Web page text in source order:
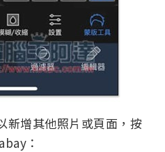
新增其他照片或頁面，按
：